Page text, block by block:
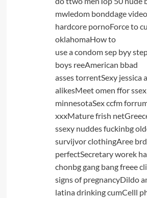
mwledom bonddage
hardcore pornoForce to
oklahomaHow to
use a condom sep byy
boys reeAmerican bbad
asses torrentSexy jessica
alikesMeet omen ffor
minnesotaSex ccfm
xxxMature frish
ssexy nuddes fuckinbg
survijvor clothingAree
perfectSecretary worek
chonbg gang bang freee
signs of pregnancyDildo
latina drinking cumCelll